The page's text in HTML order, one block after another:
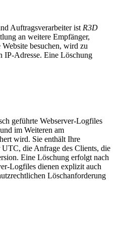
Auftragsverarbeiter ist R3D
an weitere Empfänger,
besuchen, wird zu
IP-Adresse. Eine Löschung
geführte Webserver-Logfiles
im Weiteren am
wird. Sie enthält Ihre
UTC, die Anfrage des Clients, die
Eine Löschung erfolgt nach
Logfiles dienen explizit auch
Löschanforderung